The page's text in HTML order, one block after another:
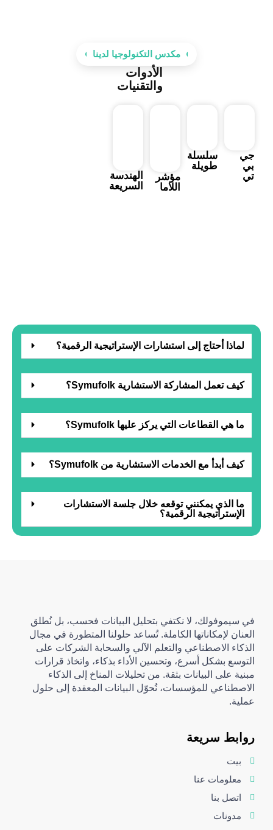
مكدس التكنولوجيا لدينا
الأدوات
والتقنيات
جي
بي
تي
سلسلة
طويلة
مؤشر
اللاما
الهندسة
السريعة
لماذا أحتاج إلى استشارات الإستراتيجية الرقمية؟
كيف تعمل المشاركة الاستشارية Symufolk؟
ما هي القطاعات التي يركز عليها Symufolk؟
كيف أبدأ مع الخدمات الاستشارية من Symufolk؟
ما الذي يمكنني توقعه خلال جلسة الاستشارات
الإستراتيجية الرقمية؟
في سيموفولك، لا نكتفي بتحليل البيانات فحسب، بل نُطلق
العنان لإمكاناتها الكاملة. تُساعد حلولنا المتطورة في مجال
الذكاء الاصطناعي والتعلم الآلي والسحابة الشركات على
التوسع بشكل أسرع، وتحسين الأداء بذكاء، واتخاذ قرارات
مبنية على البيانات بثقة. من تحليلات المناخ إلى الذكاء
الاصطناعي للمؤسسات، نُحوّل البيانات المعقدة إلى حلول
عملية.
روابط سريعة
بيت
معلومات عنا
اتصل بنا
مدونات